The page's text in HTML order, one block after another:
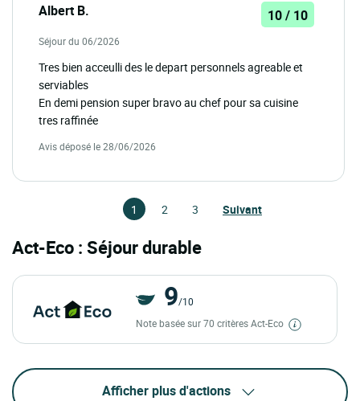
Albert B. 10 / 10
Séjour du 06/2026
Tres bien acceulli des le depart personnels agreable et
serviables
En demi pension super bravo au chef pour sa cuisine
tres raffinée
Avis déposé le 28/06/2026
1 2 3 Suivant
Act-Eco : Séjour durable
9/10
Note basée sur 70 critères Act-Eco
Afficher plus d'actions